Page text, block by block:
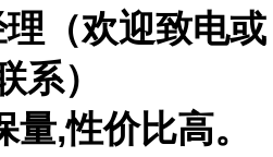
（欢迎致电或
系）
,性价比高。